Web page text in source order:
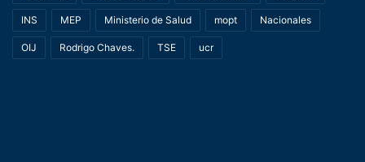
INS MEP Ministerio de Salud mopt Nacionales
OIJ Rodrigo Chaves. TSE ucr